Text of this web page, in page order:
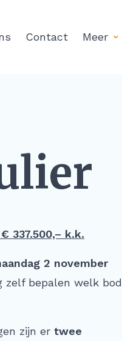
Contact Meer
337.500,– k.k.
2 november
zelf bepalen welk bod
zijn er twee